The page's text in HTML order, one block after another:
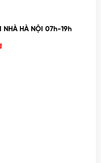
NHÀ HÀ NỘI 07h-19h